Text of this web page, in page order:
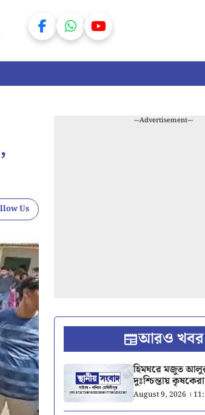
Us
---Advertisement---
আরও খবর
হিমঘরে মজুত আলুর
দুঃশ্চিন্তায়
August 9, 2026 ।